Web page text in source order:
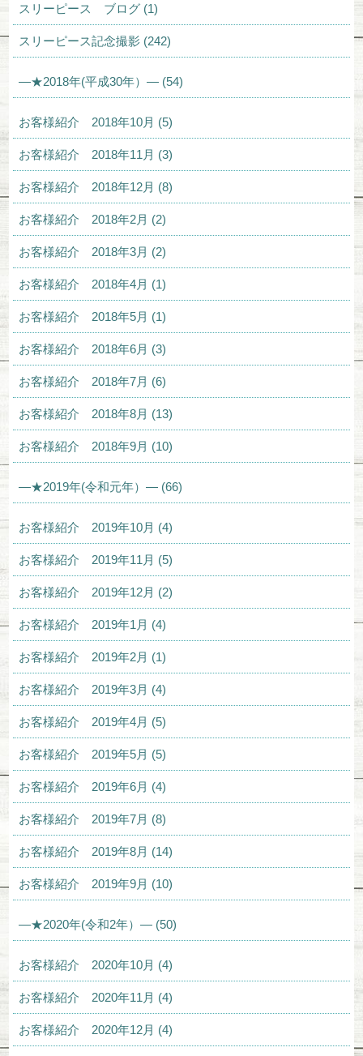
スリーピース ブログ (1)
スリーピース記念撮影 (242)
—★2018年(平成30年）— (54)
お客様紹介 2018年10月 (5)
お客様紹介 2018年11月 (3)
お客様紹介 2018年12月 (8)
お客様紹介 2018年2月 (2)
お客様紹介 2018年3月 (2)
お客様紹介 2018年4月 (1)
お客様紹介 2018年5月 (1)
お客様紹介 2018年6月 (3)
お客様紹介 2018年7月 (6)
お客様紹介 2018年8月 (13)
お客様紹介 2018年9月 (10)
—★2019年(令和元年）— (66)
お客様紹介 2019年10月 (4)
お客様紹介 2019年11月 (5)
お客様紹介 2019年12月 (2)
お客様紹介 2019年1月 (4)
お客様紹介 2019年2月 (1)
お客様紹介 2019年3月 (4)
お客様紹介 2019年4月 (5)
お客様紹介 2019年5月 (5)
お客様紹介 2019年6月 (4)
お客様紹介 2019年7月 (8)
お客様紹介 2019年8月 (14)
お客様紹介 2019年9月 (10)
—★2020年(令和2年）— (50)
お客様紹介 2020年10月 (4)
お客様紹介 2020年11月 (4)
お客様紹介 2020年12月 (4)